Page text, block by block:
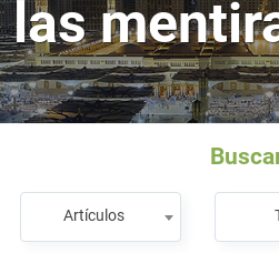
Artículos